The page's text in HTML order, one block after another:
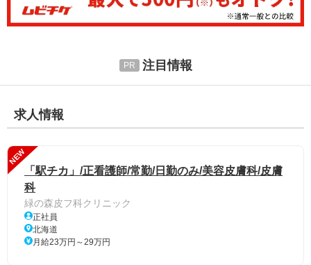
注目情報
求人情報
NEW
「駅チカ」/正看護師/常勤/日勤のみ/美容皮膚科/皮膚
科
緑の森皮フ科クリニック
正社員
北海道
月給23万円～29万円